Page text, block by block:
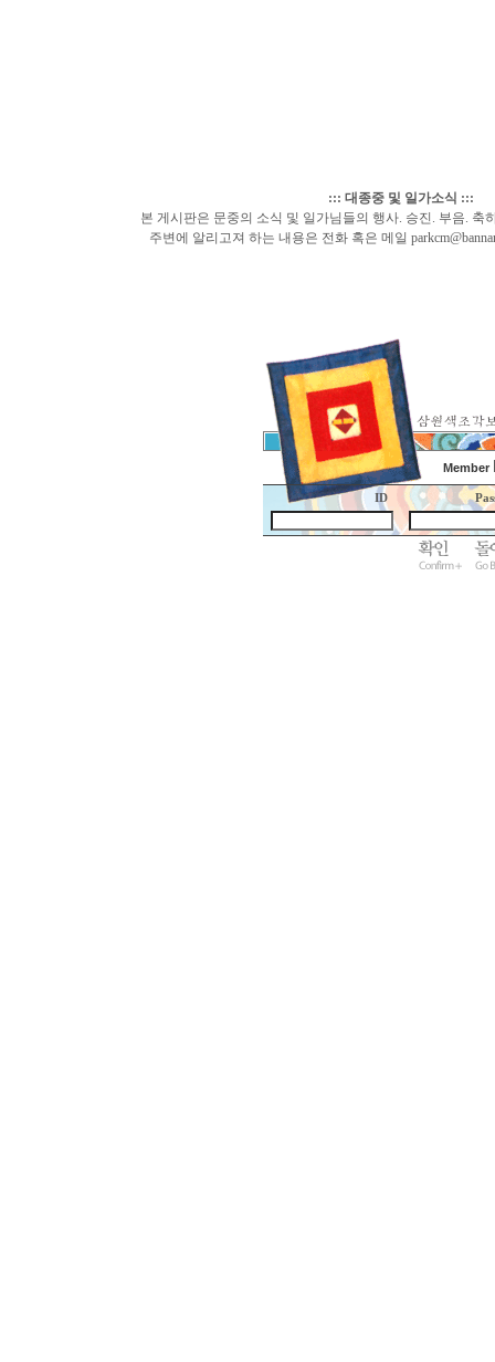
::: 대종중 및 일가소식 :::
본 게시판은 문중의 소식 및 일가님들의 행사. 승진. 부음. 축
주변에 알리고져 하는 내용은 전화 혹은 메일
Member
ID